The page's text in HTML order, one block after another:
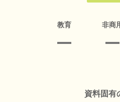
教育 非商
資料固有